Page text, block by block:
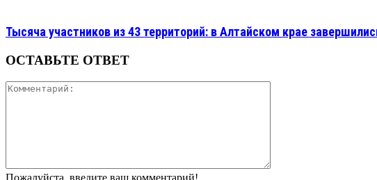
Тысяча участников из 43 территорий: в Алтайском крае
ОСТАВЬТЕ ОТВЕТ
Пожалуйста, введите ваш комментарий!